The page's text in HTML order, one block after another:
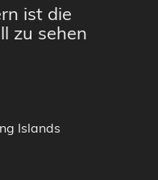
ist die
zu sehen
Islands